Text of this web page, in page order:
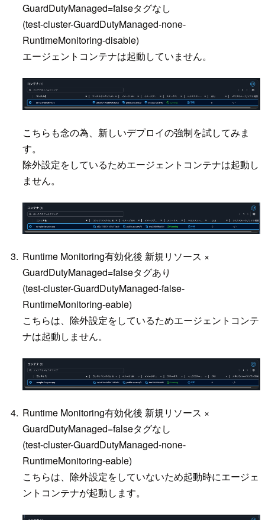
GuardDutyManaged=falseタグなし
(test-cluster-GuardDutyManaged-none-
RuntimeMonitoring-disable)
エージェントコンテナは起動していません。
こちらも念の為、新しいデプロイの強制を試してみま
す。
除外設定をしているためエージェントコンテナは起動し
ません。
Runtime Monitoring有効化後 新規リソース ×
GuardDutyManaged=falseタグあり
(test-cluster-GuardDutyManaged-false-
RuntimeMonitoring-eable)
こちらは、除外設定をしているためエージェントコンテ
ナは起動しません。
Runtime Monitoring有効化後 新規リソース ×
GuardDutyManaged=falseタグなし
(test-cluster-GuardDutyManaged-none-
RuntimeMonitoring-eable)
こちらは、除外設定をしていないため起動時にエージェ
ントコンテナが起動します。